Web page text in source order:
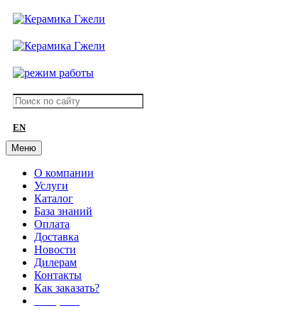
EN
Меню
О компании
Услуги
Каталог
База знаний
Оплата
Доставка
Новости
Дилерам
Контакты
Как заказать?